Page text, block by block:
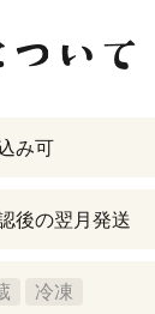
み可
後の翌月発送
冷凍